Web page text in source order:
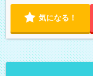
気になる！